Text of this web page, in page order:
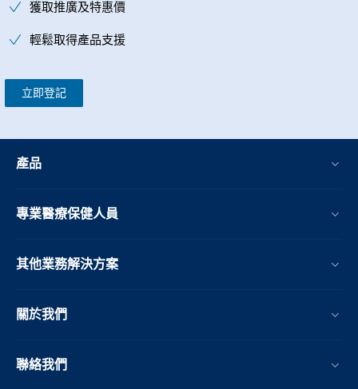
獲取推廣及特惠價
輕鬆取得產品支援
立即登記
產品
專業醫療保健人員
其他業務解決方案​
關於我們
聯絡我們